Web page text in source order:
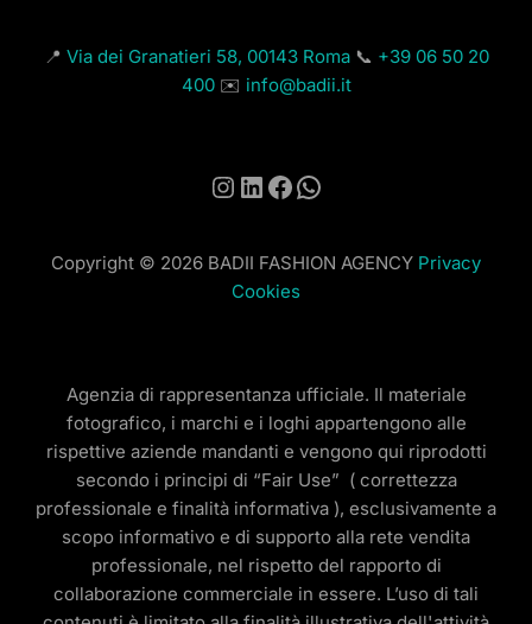
📍 Via dei Granatieri 58, 00143 Roma📞 +39 06 50 20
400✉️ info@badii.it
Instagram
LinkedIn
Facebook
WhatsApp
Copyright © 2026 BADII FASHION AGENCY Privacy
Cookies
Agenzia di rappresentanza ufficiale. Il materiale
fotografico, i marchi e i loghi appartengono alle
rispettive aziende mandanti e vengono qui riprodotti
secondo i principi di “Fair Use” ( correttezza
professionale e finalità informativa ), esclusivamente a
scopo informativo e di supporto alla rete vendita
professionale, nel rispetto del rapporto di
collaborazione commerciale in essere. L’uso di tali